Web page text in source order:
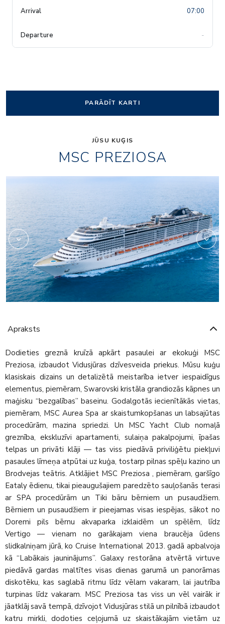
07:00
-
PARĀDĪT KARTI
JŪSU KUĢIS
MSC PREZIOSA
Apraksts
Dodieties greznā kruīzā apkārt pasaulei ar ekokuģi MSC
Preziosa, izbaudot Vidusjūras dzīvesveida priekus. Mūsu kuģu
klasiskais dizains un detalizētā meistarība ietver iespaidīgus
elementus, piemēram, Swarovski kristāla grandiozās kāpnes un
maģisku “bezgalības” baseinu. Godalgotās iecienītākās vietas,
piemēram, MSC Aurea Spa ar skaistumkopšanas un labsajūtas
procedūrām, mazina spriedzi. Un MSC Yacht Club nomaļā
greznība, ekskluzīvi apartamenti, sulaiņa pakalpojumi, īpašas
telpas un privāti klāji — tas viss piedāvā priviliģētu piekļuvi
pasaules līmeņa atpūtai uz kuģa, tostarp pilnas spēļu kazino un
Brodvejas teātris. Atklājiet MSC Preziosa , piemēram, garšīgo
Eataly ēdienu, tikai pieaugušajiem paredzēto sauļošanās terasi
ar SPA procedūrām un Tiki bāru bērniem un pusaudžiem.
Bērniem un pusaudžiem ir pieejamas visas iespējas, sākot no
Doremi pils bērnu akvaparka izklaidēm un spēlēm, līdz
Vertigo — vienam no garākajam viena braucēja ūdens
slidkalniņam jūrā, ko Cruise International 2013. gadā apbalvoja
kā “Labākais jauninājums”. Galaxy restorāna atvērtā virtuve
piedāvā gardas maltītes visas dienas garumā un panorāmas
diskotēku, kas saglabā ritmu līdz vēlam vakaram, lai jautrība
turpinas līdz vakaram. MSC Preziosa tas viss un vēl vairāk ir
jāatklāj savā tempā, dzīvojot Vidusjūras stilā un pilnībā izbaudot
katru mirkli, dodoties ceļojumā uz skaistākajām vietām uz